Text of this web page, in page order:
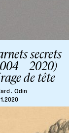
secrets
– 2020)
de tête
. Odin